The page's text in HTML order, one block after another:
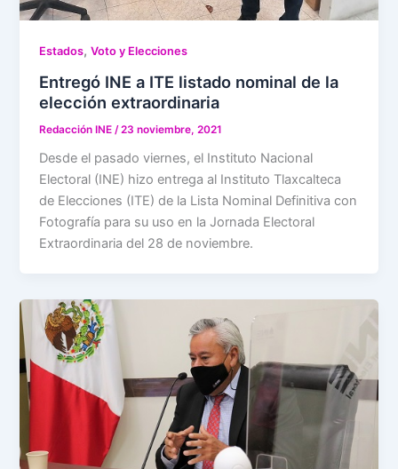
Estados,Voto y Elecciones
Entregó INE a ITE listado nominal de la
elección extraordinaria
Redacción INE /23 noviembre, 2021
Desde el pasado viernes, el Instituto Nacional
Electoral (INE) hizo entrega al Instituto Tlaxcalteca
de Elecciones (ITE) de la Lista Nominal Definitiva con
Fotografía para su uso en la Jornada Electoral
Extraordinaria del 28 de noviembre.